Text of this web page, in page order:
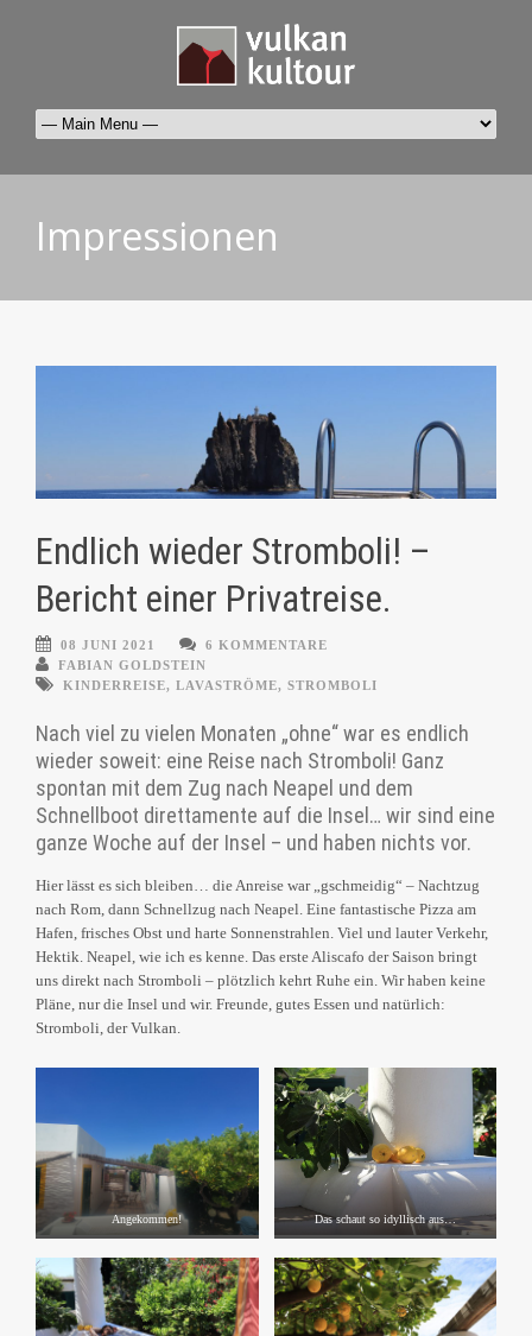
Impressionen
Endlich wieder Stromboli! –
Bericht einer Privatreise.
08 JUNI 2021
6 KOMMENTARE
FABIAN GOLDSTEIN
KINDERREISE, LAVASTRÖME, STROMBOLI
Nach viel zu vielen Monaten „ohne“ war es endlich
wieder soweit: eine Reise nach Stromboli! Ganz
spontan mit dem Zug nach Neapel und dem
Schnellboot direttamente auf die Insel… wir sind eine
ganze Woche auf der Insel – und haben nichts vor.
Hier lässt es sich bleiben… die Anreise war „gschmeidig“ – Nachtzug
nach Rom, dann Schnellzug nach Neapel. Eine fantastische Pizza am
Hafen, frisches Obst und harte Sonnenstrahlen. Viel und lauter Verkehr,
Hektik. Neapel, wie ich es kenne. Das erste Aliscafo der Saison bringt
uns direkt nach Stromboli – plötzlich kehrt Ruhe ein. Wir haben keine
Pläne, nur die Insel und wir. Freunde, gutes Essen und natürlich:
Stromboli, der Vulkan.
Angekommen! Das schaut so idyllisch aus…